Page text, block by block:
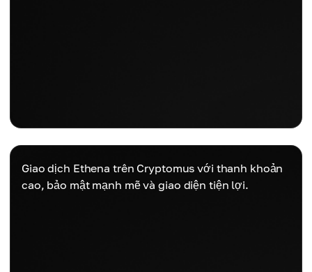
Giao dịch Ethena trên Cryptomus với thanh khoản
cao, bảo mật mạnh mẽ và giao diện tiện lợi.